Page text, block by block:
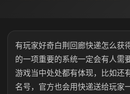
有玩家好奇白荆回廊快递怎么获
的一项重要的系统一定会有人需
游戏当中处处都有体现，比如还
名号，官方也会用快递送给玩家